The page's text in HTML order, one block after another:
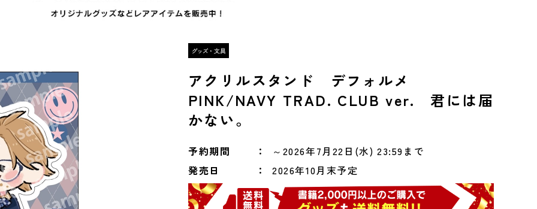
アクリルスタンド デフォルメ
PINK/NAVY TRAD. CLUB ver. 君には届
かない。
予約期間
～2026年7月22日(水) 23:59まで
発売日
2026年10月末予定